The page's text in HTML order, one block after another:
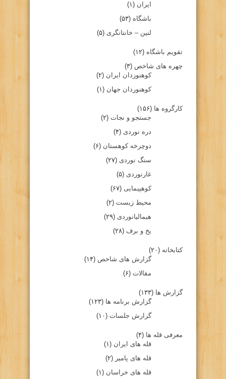
ایران (۱)
باشگاه (۵۳)
لنین – خانتانگری (۵)
تقویم باشگاه (۱۲)
چهره های شاخص (۳)
کوهنوردان ایران (۲)
کوهنوردان جهان (۱)
کارگروه ها (۱۵۶)
جستجو و نجات (۲)
دره نوردی (۴)
دوچرخه کوهستان (۶)
سنگ نوردی (۲۷)
غارنوردی (۵)
کوهپیمایی (۶۷)
محیط زیست (۲)
هیمالیانوردی (۲۹)
یخ و برف (۲۸)
کتابخانه (۲۰)
گزارش های شاخص (۱۴)
مقالات (۶)
گزارش ها (۱۳۳)
گزارش برنامه ها (۱۲۳)
گزارش جلسات (۱۰)
معرفی قله ها (۴)
قله های ایران (۱)
قله های پامیر (۲)
قله های خراسان (۱)